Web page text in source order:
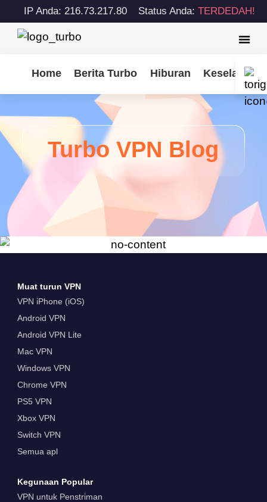
IP Anda: 216.73.217.80 Status Anda: TERDEDAH!
Home Berita Turbo Hiburan
Turbo VPN Blog
Muat turun VPN
VPN iPhone (iOS)
Android VPN
Android VPN Lite
Mac VPN
Windows VPN
Chrome VPN
PS5 VPN
Xbox VPN
Switch VPN
Semua apl
Kegunaan Popular
VPN untuk Penstriman